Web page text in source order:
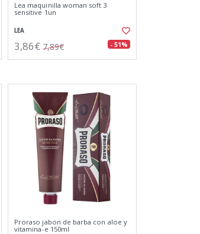
Lea maquinilla woman soft 3
sensitive 1un
LEA
3,86€ 7,89€ - 51%
Proraso jabon de barba con aloe y
vitamina-e 150ml